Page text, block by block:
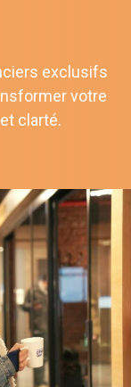
exclusifs
votre
clarté.